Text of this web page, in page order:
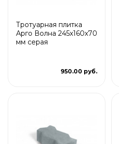
Тротуарная плитка
Арго Волна 245x160x70
мм серая
950.00 руб.